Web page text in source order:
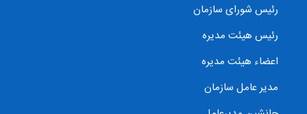
رئیس شورای سازمان
رئیس هیئت مدیره
اعضاء هیئت مدیره
مدیر عامل سازمان